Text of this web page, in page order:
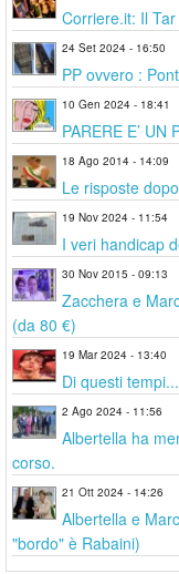
Corriere.it: Il
24 Set 2024 - 16:50
PP ovvero :
10 Gen 2024 - 18:41
PARERE E’ UN
18 Ago 2014 - 14:09
Le risposte
19 Nov 2024 - 11:54
I veri handicap
30 Nov 2015 - 09:13
Zacchera e
(da 80 €)
19 Mar 2024 - 13:40
Di questi tempi...
2 Ago 2024 - 11:56
Albertella ha
corso.
21 Ott 2024 - 14:26
Albertella e
"bordo" è Rabaini)